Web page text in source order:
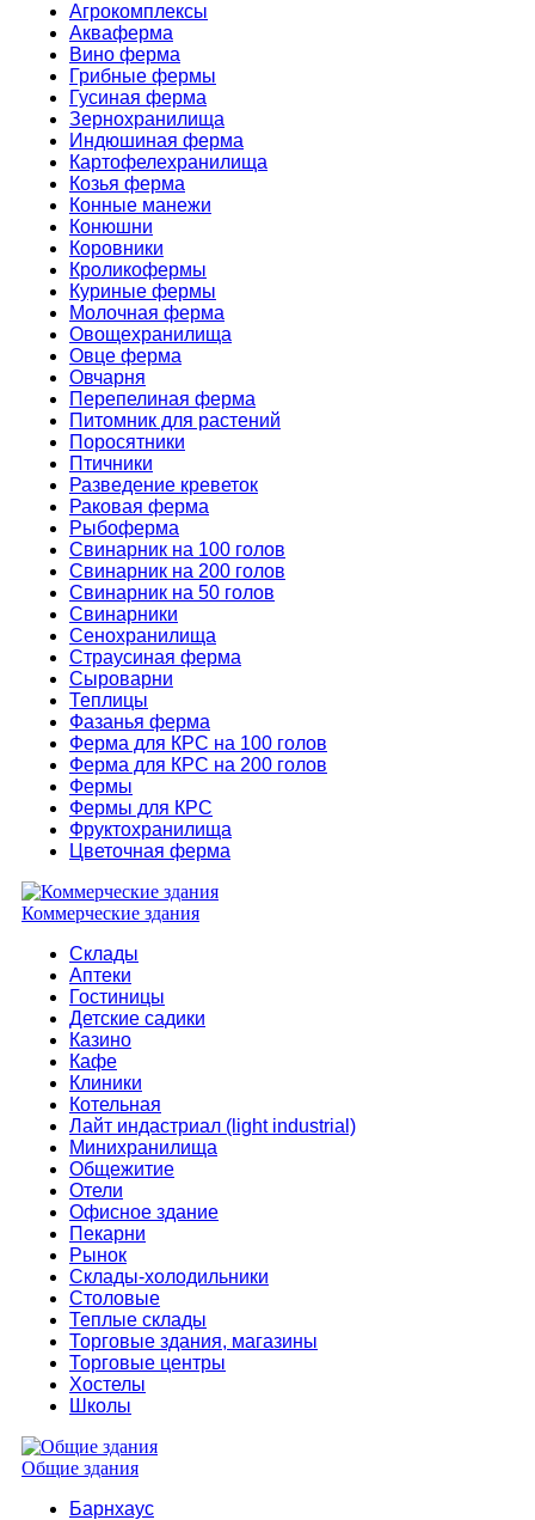
Агрокомплексы
Акваферма
Вино ферма
Грибные фермы
Гусиная ферма
Зернохранилища
Индюшиная ферма
Картофелехранилища
Козья ферма
Конные манежи
Конюшни
Коровники
Кроликофермы
Куриные фермы
Молочная ферма
Овощехранилища
Овце ферма
Овчарня
Перепелиная ферма
Питомник для растений
Поросятники
Птичники
Разведение креветок
Раковая ферма
Рыбоферма
Свинарник на 100 голов
Свинарник на 200 голов
Свинарник на 50 голов
Свинарники
Сенохранилища
Страусиная ферма
Сыроварни
Теплицы
Фазанья ферма
Ферма для КРС на 100 голов
Ферма для КРС на 200 голов
Фермы
Фермы для КРС
Фруктохранилища
Цветочная ферма
Коммерческие здания
Склады
Аптеки
Гостиницы
Детские садики
Казино
Кафе
Клиники
Котельная
Лайт индастриал (light industrial)
Минихранилища
Общежитие
Отели
Офисное здание
Пекарни
Рынок
Склады-холодильники
Столовые
Теплые склады
Торговые здания, магазины
Торговые центры
Хостелы
Школы
Общие здания
Барнхаус